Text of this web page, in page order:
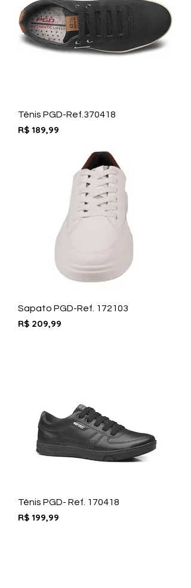
Tênis PGD-Ref.370418
Preço
R$ 189,99
Sapato PGD-Ref. 172103
Preço
R$ 209,99
Tênis PGD- Ref. 170418
Preço
R$ 199,99